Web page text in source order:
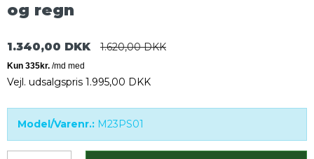
og regn
1.340,00 DKK 1.620,00 DKK
Vejl. udsalgspris 1.995,00 DKK
Model/Varenr.: M23PS01